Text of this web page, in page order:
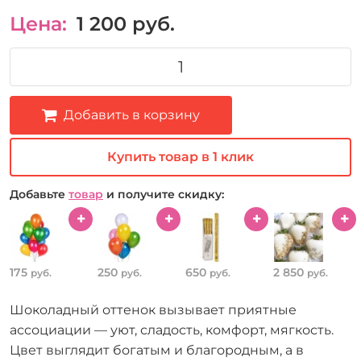
Цена: 1 200 руб.
Добавить в корзину
Купить товар в 1 клик
Добавьте товар и получите скидку:
175 руб. 250 руб. 650 руб. 2 850 руб.
Шоколадный оттенок вызывает приятные
ассоциации — уют, сладость, комфорт, мягкость.
Цвет выглядит богатым и благородным, а в